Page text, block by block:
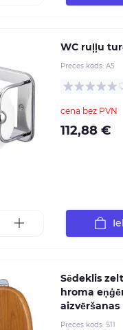
WC ruļļu
Preces kods: A5
cena bez PVN
112,88 €
Sēdeklis
hroma
Preces kods: S11